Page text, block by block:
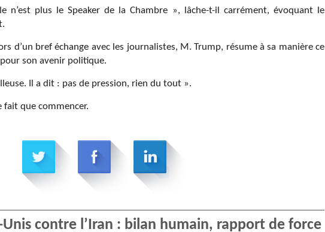
n’est plus le Speaker de la Chambre », lâche-t-il carrément, évoquant le
d’un bref échange avec les journalistes, M. Trump, résume à sa manière ce
son avenir politique.
Il a dit : pas de pression, rien du tout ».
fait que commencer.
contre l’Iran : bilan humain, rapport de force